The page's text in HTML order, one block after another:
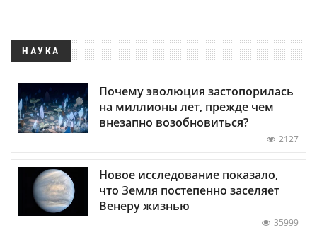
НАУКА
Почему эволюция застопорилась
на миллионы лет, прежде чем
внезапно возобновиться?
2127
Новое исследование показало,
что Земля постепенно заселяет
Венеру жизнью
35999